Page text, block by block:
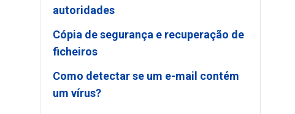
autoridades
Cópia de segurança e recuperação de
ficheiros
Como detectar se um e-mail contém
um vírus?